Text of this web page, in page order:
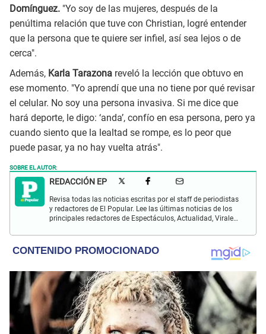
Domínguez. "Yo soy de las mujeres, después de la
penúltima relación que tuve con Christian, logré entender
que la persona que te quiere ser infiel, así sea lejos o de
cerca".
Además, Karla Tarazona reveló la lección que obtuvo en
ese momento. "Yo aprendí que una no tiene por qué revisar
el celular. No soy una persona invasiva. Si me dice que
hará deporte, le digo: ‘anda’, confío en esa persona, pero ya
cuando siento que la lealtad se rompe, es lo peor que
puede pasar, ya no hay vuelta atrás".
SOBRE EL AUTOR:
REDACCIÓN EP
Revisa todas las noticias escritas por el staff de periodistas
y redactores de El Popular. Lee las últimas noticias de los
principales redactores de Espectáculos, Actualidad, Virales,